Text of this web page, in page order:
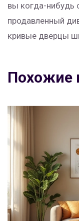
вы когда-нибудь
продавленный
кривые дверцы
Похожие